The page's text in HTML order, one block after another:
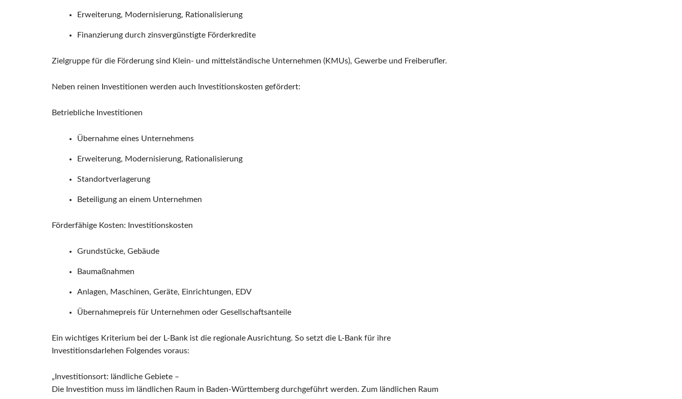
Erweiterung, Modernisierung, Rationalisierung
Finanzierung durch zinsvergünstigte Förderkredite
Zielgruppe für die Förderung sind Klein- und mittelständische Unternehmen (KMUs), Gewerbe und Freiberufler.
Neben reinen Investitionen werden auch Investitionskosten gefördert:
Betriebliche Investitionen
Übernahme eines Unternehmens
Erweiterung, Modernisierung, Rationalisierung
Standortverlagerung
Beteiligung an einem Unternehmen
Förderfähige Kosten: Investitionskosten
Grundstücke, Gebäude
Baumaßnahmen
Anlagen, Maschinen, Geräte, Einrichtungen, EDV
Übernahmepreis für Unternehmen oder Gesellschaftsanteile
Ein wichtiges Kriterium bei der L-Bank ist die regionale Ausrichtung. So setzt die L-Bank für ihre
Investitionsdarlehen Folgendes voraus:
„Investitionsort: ländliche Gebiete –
Die Investition muss im ländlichen Raum in Baden-Württemberg durchgeführt werden. Zum ländlichen Raum